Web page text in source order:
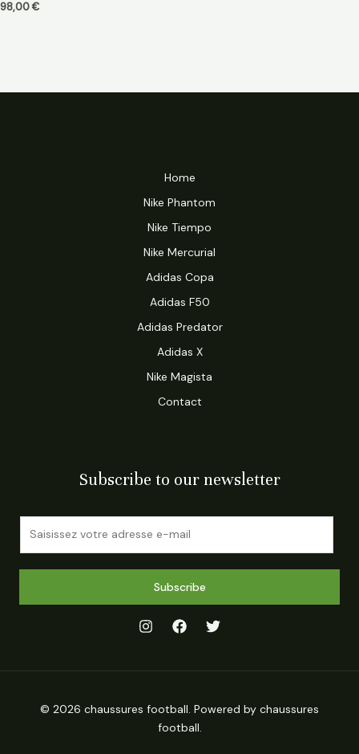
98,00€
Home
Nike Phantom
Nike Tiempo
Nike Mercurial
Adidas Copa
Adidas F50
Adidas Predator
Adidas X
Nike Magista
Contact
Subscribe to our newsletter
Subscribe
© 2026 chaussures football. Powered by chaussures
football.